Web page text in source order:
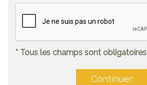
* Tous les champs sont obligatoires